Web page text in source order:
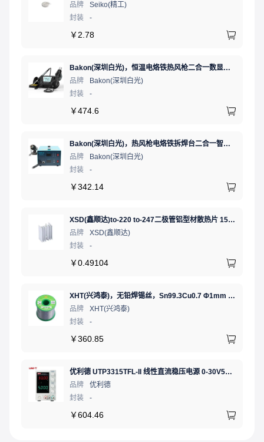
品牌
Seiko(精工)
封装
-
￥ 2.78
Bakon(深圳白光)，恒温电烙铁热风枪二合一数显可调温大功率无铅拆焊台，BK881（新老款交替发货）
品牌
Bakon(深圳白光)
封装
-
￥474.6
Bakon(深圳白光)，热风枪电烙铁拆焊台二合一智能双数显可调恒温焊接台，BK701D
品牌
Bakon(深圳白光)
封装
-
￥342.14
XSD(鑫顺达)to-220 to-247二极管铝型材散热片 15.5*10.5*21 本色带针大功率电子散热器（可定制）
品牌
XSD(鑫顺达)
封装
-
￥0.49104
XHT(兴鸿泰)，无铅焊锡丝，Sn99.3Cu0.7 Φ1mm 750G，环保锡线， 免洗焊锡丝/锡线,1卷
品牌
XHT(兴鸿泰)
封装
-
￥360.85
优利德 UTP3315TFL-II 线性直流稳压电源 0-30V5A 低噪声高精度实验电源
品牌
优利德
封装
-
￥604.46